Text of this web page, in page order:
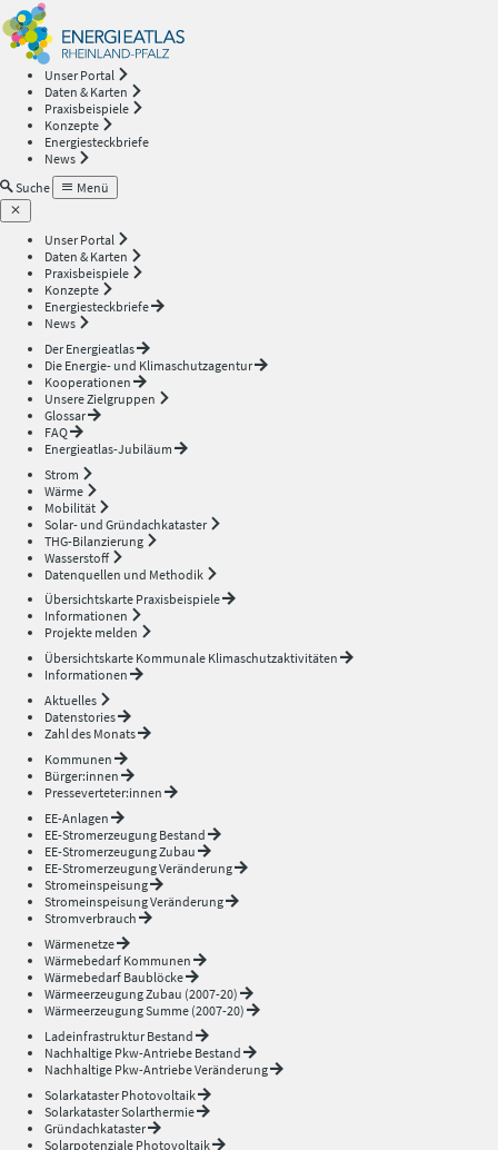
Unser Portal
Daten & Karten
Praxisbeispiele
Konzepte
Energiesteckbriefe
News
Suche
Menü
Unser Portal
Daten & Karten
Praxisbeispiele
Konzepte
Energiesteckbriefe
News
Der Energieatlas
Die Energie- und Klimaschutzagentur
Kooperationen
Unsere Zielgruppen
Glossar
FAQ
Energieatlas-Jubiläum
Strom
Wärme
Mobilität
Solar- und Gründachkataster
THG-Bilanzierung
Wasserstoff
Datenquellen und Methodik
Übersichtskarte Praxisbeispiele
Informationen
Projekte melden
Übersichtskarte Kommunale Klimaschutzaktivitäten
Informationen
Aktuelles
Datenstories
Zahl des Monats
Kommunen
Bürger:innen
Presseverteter:innen
EE-Anlagen
EE-Stromerzeugung Bestand
EE-Stromerzeugung Zubau
EE-Stromerzeugung Veränderung
Stromeinspeisung
Stromeinspeisung Veränderung
Stromverbrauch
Wärmenetze
Wärmebedarf Kommunen
Wärmebedarf Baublöcke
Wärmeerzeugung Zubau (2007-20)
Wärmeerzeugung Summe (2007-20)
Ladeinfrastruktur Bestand
Nachhaltige Pkw-Antriebe Bestand
Nachhaltige Pkw-Antriebe Veränderung
Solarkataster Photovoltaik
Solarkataster Solarthermie
Gründachkataster
Solarpotenziale Photovoltaik